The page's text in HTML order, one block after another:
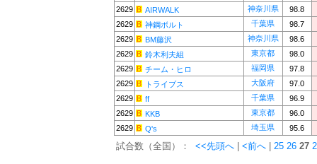
2629
AIRWALK 神奈川県
98.8
2629
神鋼ボルト 千葉県
98.7
2629
BM藤沢 神奈川県
98.6
2629
鈴木利夫組 東京都
98.0
2629
チーム・ヒロ 福岡県
97.8
2629
トライブス 大阪府
97.0
2629
ff 千葉県
96.9
2629
KKB 東京都
96.0
2629
Q's 埼玉県 95.6
試合数（全国）： <<先頭へ <前へ 25 26 27